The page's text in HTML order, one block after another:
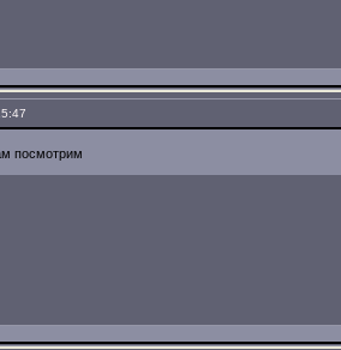
посмотрим